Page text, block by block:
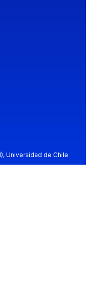
Universidad de Chile.